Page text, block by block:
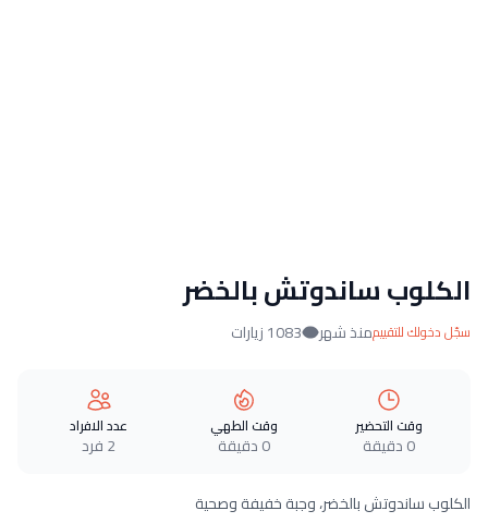
الكلوب ساندوتش بالخضر
سجّل دخولك للتقييممنذ شهر 1083 زيارات
وقت التحضير
0 دقيقة
وقت الطهي
0 دقيقة
عدد الافراد
2 فرد
الكلوب ساندوتش بالخضر، وجبة خفيفة وصحية